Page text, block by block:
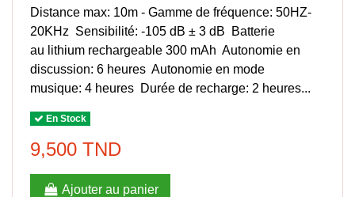
Distance max: 10m - Gamme de fréquence: 50HZ-
20KHz Sensibilité: -105 dB ± 3 dB Batterie
au lithium rechargeable 300 mAh Autonomie en
discussion: 6 heures Autonomie en mode
musique: 4 heures Durée de recharge: 2 heures...
En Stock
9,500 TND
Ajouter au panier